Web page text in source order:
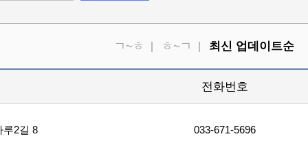
ㄱ~ㅎ ㅎ~ㄱ 최신 업데이트순
루2길 8
전화번호
033-671-5696